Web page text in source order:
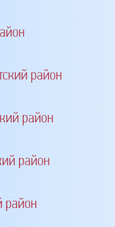
район
район
район
район